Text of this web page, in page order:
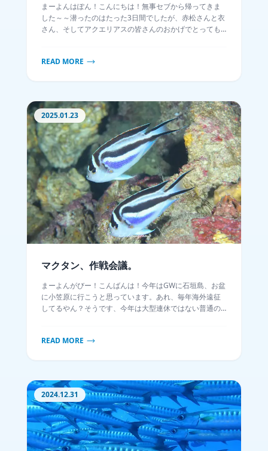
まーよんはぽん！こんにちは！無事セブから帰ってきま
した～～潜ったのはたった3日間でしたが、赤松さんと衣
さん、そしてアクエリアスの皆さんのおかげでとっても
したよ～今後の自分と物好きの皆さんのために、初めて
READ MORE
2025.01.23
マクタン、作戦会議。
まーよんがびー！こんばんは！今年はGWに石垣島、お盆
に小笠原に行こうと思っています。あれ、毎年海外遠征
してるやん？そうです、今年は大型連休ではない普通の
READ MORE
2024.12.31